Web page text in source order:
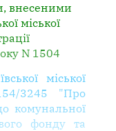
внесеними
міської
N 1504
міської
3245 "Про
комунальної
фонду та